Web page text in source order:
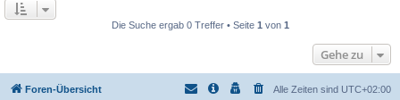
Die Suche ergab 0 Treffer • Seite 1 von 1
Gehe zu
Foren-Übersicht Alle Zeiten sind UTC+02:00